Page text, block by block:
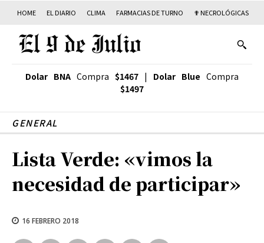
HOME EL DIARIO CLIMA FARMACIAS DE TURNO ✟ NECROLÓGICAS
Dolar BNA Compra $1467 | Dolar Blue Compra
$1497
GENERAL
Lista Verde: «vimos la
necesidad de participar»
16 FEBRERO 2018